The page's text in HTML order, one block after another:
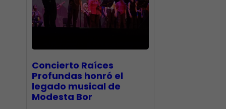
​Concierto Raíces
Profundas honró el
legado musical de
Modesta Bor